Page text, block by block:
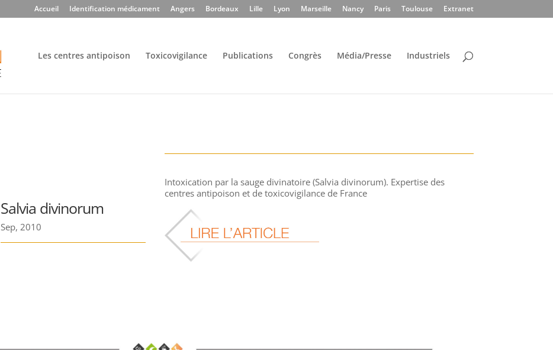
Accueil Identification médicament Angers Bordeaux Lille Lyon Marseille Nancy Paris Toulouse Extranet
Les centres antipoison Toxicovigilance Publications Congrès Média/Presse Industriels
Salvia divinorum
Sep, 2010
Intoxication par la sauge divinatoire (Salvia divinorum). Expertise des
centres antipoison et de toxicovigilance de France